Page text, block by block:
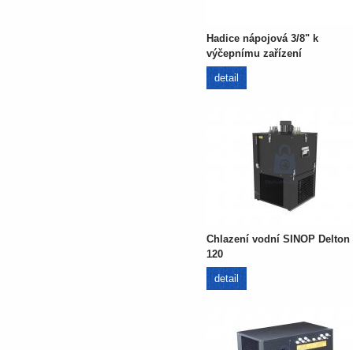
Hadice nápojová 3/8" k
výčepnímu zařízení
detail
Chlazení vodní SINOP Delton
120
detail